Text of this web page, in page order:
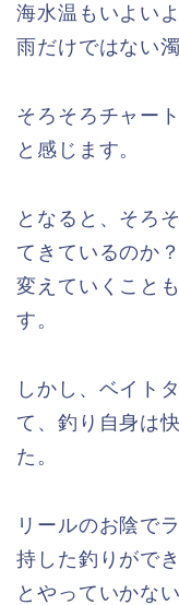
海水温もいよい
雨だけではない
そろそろチャー
と感じます。
となると、そろ
てきているのか
変えていくこと
す。
しかし、ベイト
て、釣り自身は
た。
リールのお陰で
持した釣りがで
とやっていかな